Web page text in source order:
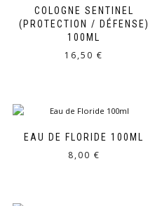
COLOGNE SENTINEL
(PROTECTION / DÉFENSE)
100ML
16,50 €
EAU DE FLORIDE 100ML
8,00 €